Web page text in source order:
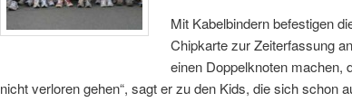
Mit Kabelbindern befestigen
Chipkarte zur Zeiterfassung
einen Doppelknoten machen,
nicht verloren gehen“, sagt er zu den Kids, die sich schon